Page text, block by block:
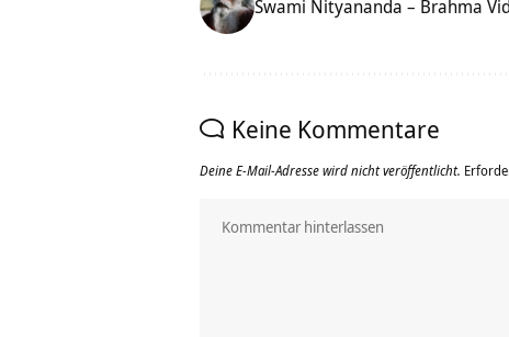
Swami Nityananda – Brahma
Keine Kommentare
Deine E-Mail-Adresse wird nicht veröffentlicht.